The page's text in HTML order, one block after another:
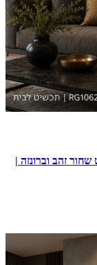
זהב וברונזה |